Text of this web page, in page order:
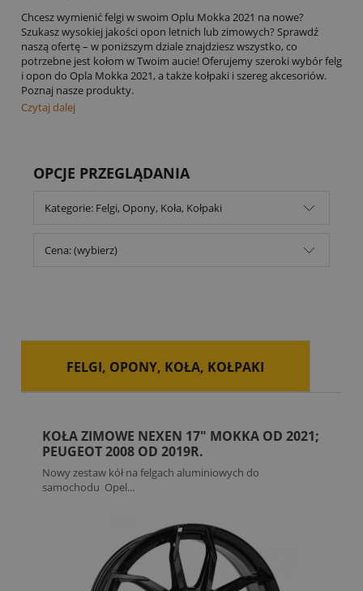
Chcesz wymienić felgi w swoim Oplu Mokka 2021 na nowe?
Szukasz wysokiej jakości opon letnich lub zimowych? Sprawdź
naszą ofertę – w poniższym dziale znajdziesz wszystko, co
potrzebne jest kołom w Twoim aucie! Oferujemy szeroki wybór felg
i opon do Opla Mokka 2021, a także kołpaki i szereg akcesoriów.
Poznaj nasze produkty.
Czytaj dalej
OPCJE PRZEGLĄDANIA
Kategorie: Felgi, Opony, Koła, Kołpaki
Cena: (wybierz)
FELGI, OPONY, KOŁA, KOŁPAKI
KOŁA ZIMOWE NEXEN 17" MOKKA OD 2021;
PEUGEOT 2008 OD 2019R.
Nowy zestaw kół na felgach aluminiowych do
samochodu Opel...